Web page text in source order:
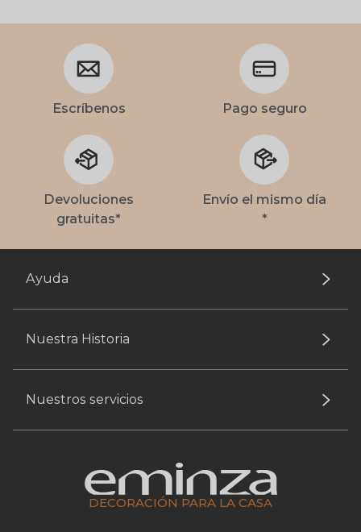
Escríbenos Pago seguro
Devoluciones
gratuitas*
Envío el mismo día
*
Ayuda
Nuestra Historia
Nuestros servicios
DECORACIÓN PARA LA CASA